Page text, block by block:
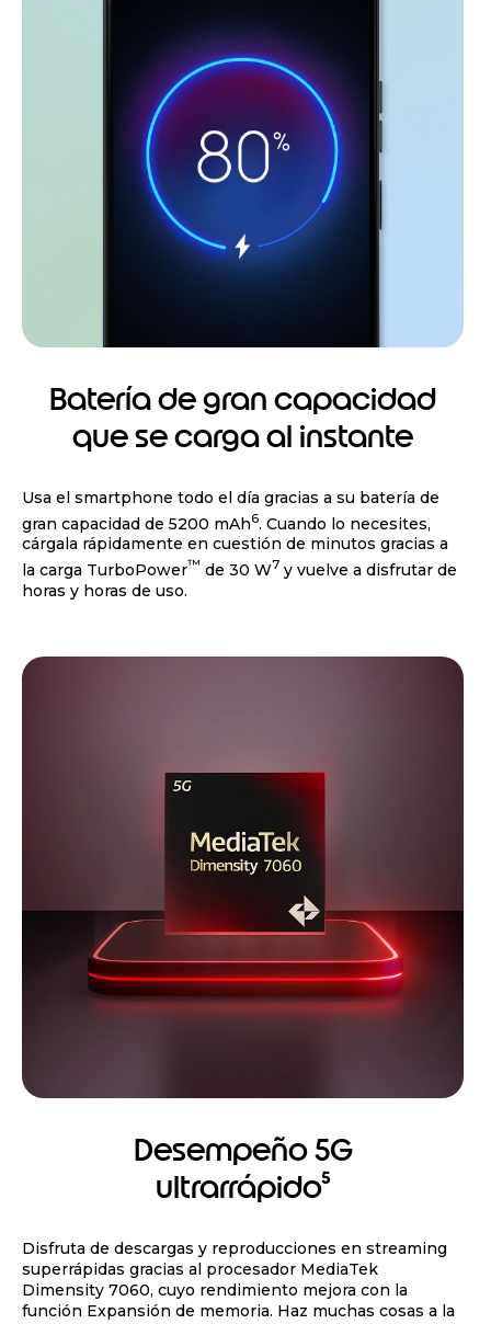
Batería de gran capacidad
que se carga al instante
Usa el smartphone todo el día gracias a su batería de
gran capacidad de 5200 mAh6. Cuando lo necesites,
cárgala rápidamente en cuestión de minutos gracias a
la carga TurboPower™ de 30 W7 y vuelve a disfrutar de
horas y horas de uso.
Desempeño 5G
ultrarrápido⁵
Disfruta de descargas y reproducciones en streaming
superrápidas gracias al procesador MediaTek
Dimensity 7060, cuyo rendimiento mejora con la
función Expansión de memoria. Haz muchas cosas a la